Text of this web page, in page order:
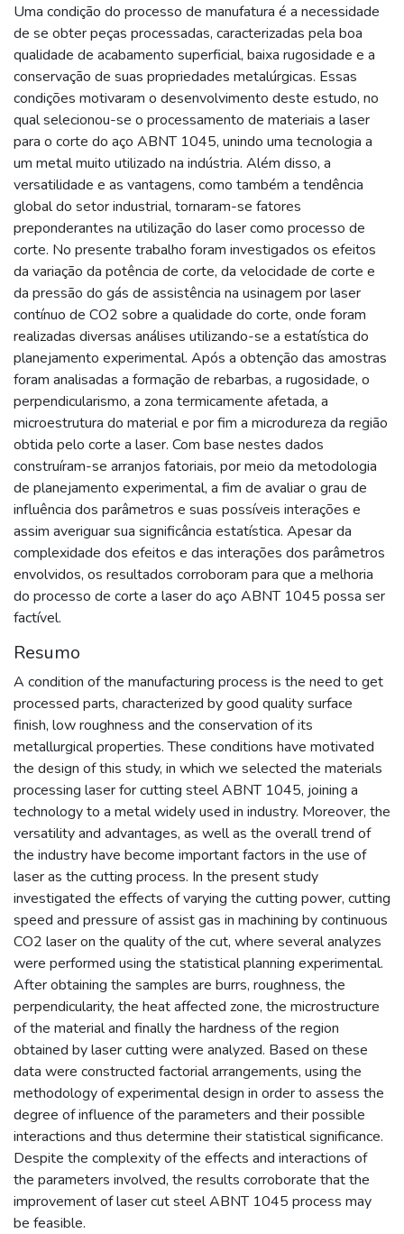
Uma condição do processo de manufatura é a necessidade
de se obter peças processadas, caracterizadas pela boa
qualidade de acabamento superficial, baixa rugosidade e a
conservação de suas propriedades metalúrgicas. Essas
condições motivaram o desenvolvimento deste estudo, no
qual selecionou-se o processamento de materiais a laser
para o corte do aço ABNT 1045, unindo uma tecnologia a
um metal muito utilizado na indústria. Além disso, a
versatilidade e as vantagens, como também a tendência
global do setor industrial, tornaram-se fatores
preponderantes na utilização do laser como processo de
corte. No presente trabalho foram investigados os efeitos
da variação da potência de corte, da velocidade de corte e
da pressão do gás de assistência na usinagem por laser
contínuo de CO2 sobre a qualidade do corte, onde foram
realizadas diversas análises utilizando-se a estatística do
planejamento experimental. Após a obtenção das amostras
foram analisadas a formação de rebarbas, a rugosidade, o
perpendicularismo, a zona termicamente afetada, a
microestrutura do material e por fim a microdureza da região
obtida pelo corte a laser. Com base nestes dados
construíram-se arranjos fatoriais, por meio da metodologia
de planejamento experimental, a fim de avaliar o grau de
influência dos parâmetros e suas possíveis interações e
assim averiguar sua significância estatística. Apesar da
complexidade dos efeitos e das interações dos parâmetros
envolvidos, os resultados corroboram para que a melhoria
do processo de corte a laser do aço ABNT 1045 possa ser
factível.
Resumo
A condition of the manufacturing process is the need to get
processed parts, characterized by good quality surface
finish, low roughness and the conservation of its
metallurgical properties. These conditions have motivated
the design of this study, in which we selected the materials
processing laser for cutting steel ABNT 1045, joining a
technology to a metal widely used in industry. Moreover, the
versatility and advantages, as well as the overall trend of
the industry have become important factors in the use of
laser as the cutting process. In the present study
investigated the effects of varying the cutting power, cutting
speed and pressure of assist gas in machining by continuous
CO2 laser on the quality of the cut, where several analyzes
were performed using the statistical planning experimental.
After obtaining the samples are burrs, roughness, the
perpendicularity, the heat affected zone, the microstructure
of the material and finally the hardness of the region
obtained by laser cutting were analyzed. Based on these
data were constructed factorial arrangements, using the
methodology of experimental design in order to assess the
degree of influence of the parameters and their possible
interactions and thus determine their statistical significance.
Despite the complexity of the effects and interactions of
the parameters involved, the results corroborate that the
improvement of laser cut steel ABNT 1045 process may
be feasible.